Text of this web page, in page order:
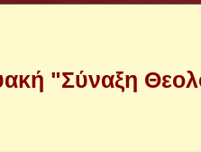
"Σύναξη